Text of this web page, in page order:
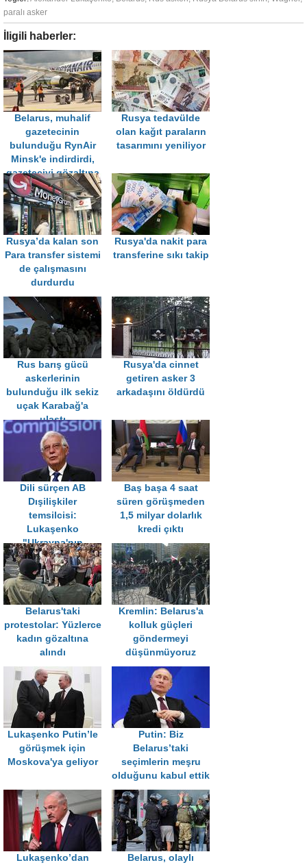
paralı asker
İligili haberler:
Belarus, muhalif
gazetecinin
bulunduğu RynAir
Minsk'e indirdirdi,
gazeteciyi gözaltına
aldı
Rusya tedavülde
olan kağıt paraların
tasarımını yeniliyor
Rusya’da kalan son
Para transfer sistemi
de çalışmasını
durdurdu
Rusya'da nakit para
transferine sıkı takip
Rus barış gücü
askerlerinin
bulunduğu ilk sekiz
uçak Karabağ'a
ulaştı
Rusya'da cinnet
getiren asker 3
arkadaşını öldürdü
Dili sürçen AB
Dışilişkiler
temsilcisi:
Lukaşenko
"Ukrayna'nın
yasadışı başkanıdır"
Baş başa 4 saat
süren görüşmeden
1,5 milyar dolarlık
kredi çıktı
Belarus'taki
protestolar: Yüzlerce
kadın gözaltına
alındı
Kremlin: Belarus'a
kolluk güçleri
göndermeyi
düşünmüyoruz
Lukaşenko Putin’le
görüşmek için
Moskova'ya geliyor
Putin: Biz
Belarus’taki
seçimlerin meşru
olduğunu kabul ettik
Lukaşenko’dan
Belarus, olaylı